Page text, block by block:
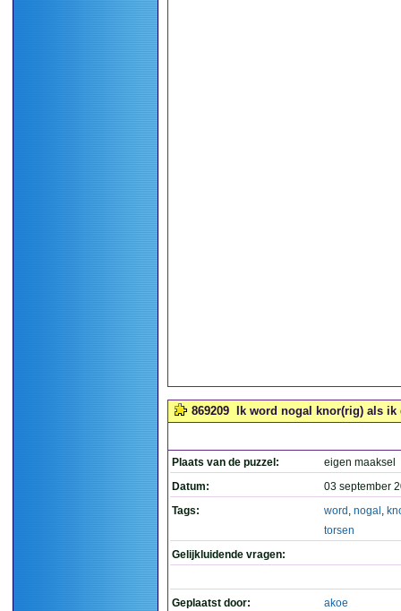
869209 Ik word nogal knor(rig) als
Plaats van de puzzel:
eigen maaksel
Datum:
03 september
Tags:
word , nogal ,
torsen
Gelijkluidende vragen:
Geplaatst door: akoe